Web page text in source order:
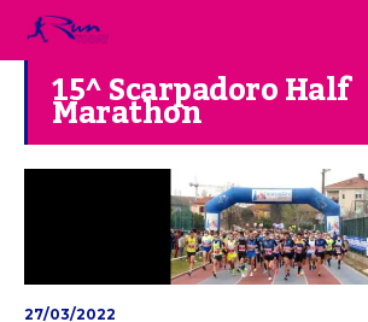
15^ Scarpadoro Half
Marathon
27/03/2022